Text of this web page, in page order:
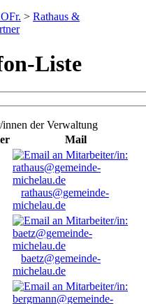
> Rathaus &
Liste
der Verwaltung
Mail
rathaus@gemeinde-
michelau.de
baetz@gemeinde-
michelau.de